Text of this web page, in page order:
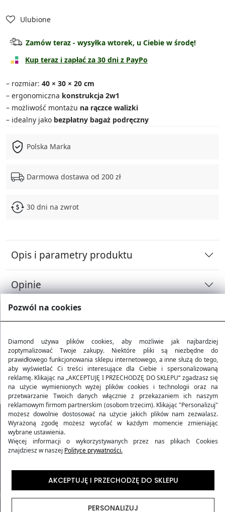
Ulubione
Zamów teraz - wysyłka wtorek, u Ciebie w środę!
Kup teraz i zapłać za 30 dni z PayPo
– rozmiar: 40 × 30 × 20 cm
– ergonomiczna konstrukcja 2w1
– możliwość montażu na rączce walizki
– idealny jako bezpłatny bagaż podręczny
Polska Marka
Darmowa dostawa od 200 zł
30 dni na zwrot
Opis i parametry produktu
Opinie
Metody dostawy
Wymogi linii lotniczych
Najczęściej zadawane pytania
Pozwól na cookies
Diamond używa plików cookies, aby możliwie jak najbardziej
zoptymalizować Twoje zakupy. Niektóre pliki są niezbędne do
prawidłowego funkcjonowania sklepu internetowego, a inne służą do tego,
aby wyświetlać Ci treści interesujące dla Ciebie i spersonalizowaną
reklamę. Klikając na „AKCEPTUJĘ I PRZECHODZĘ DO SKLEPU“ zgadzasz się
na użycie wymienionych wyżej plików cookies i technologii oraz na
przetwarzanie Twoich danych włącznie z przekazaniem ich naszym
reklamowym firmom partnerskim (osobom trzecim). Klikając "Personalizuj"
możesz dowolnie dostosować na użycie jakich plików nam zezwalasz.
Wyrażoną zgodę możesz wycofać w każdym momencie zmieniając
wybrane ustawienia.
Więcej informacji o wykorzystywanych przez nas plikach Cookies
znajdziesz w naszej Polityce prywatności.
AKCEPTUJĘ I PRZECHODZĘ DO SKLEPU
PERSONALIZUJ